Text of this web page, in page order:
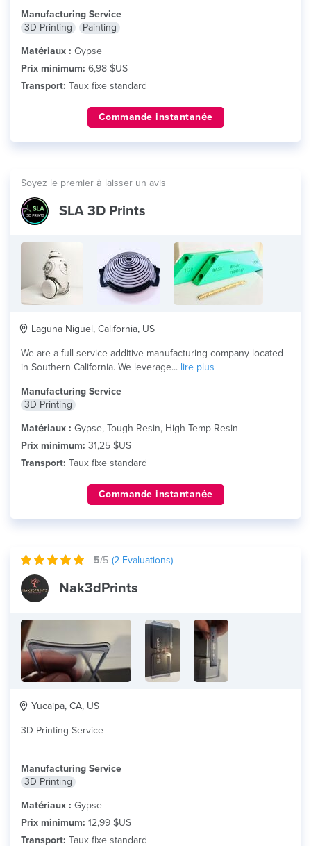
Manufacturing Service
3D Printing
Painting
Matériaux : Gypse
Prix minimum: 6,98 $US
Transport: Taux fixe standard
Commande instantanée
Soyez le premier à laisser un avis
SLA 3D Prints
Laguna Niguel, California, US
We are a full service additive manufacturing company located
in Southern California. We leverage... lire plus
Manufacturing Service
3D Printing
Matériaux : Gypse, Tough Resin, High Temp Resin
Prix minimum: 31,25 $US
Transport: Taux fixe standard
Commande instantanée
5/5 (2 Evaluations)
Nak3dPrints
Yucaipa, CA, US
3D Printing Service
Manufacturing Service
3D Printing
Matériaux : Gypse
Prix minimum: 12,99 $US
Transport: Taux fixe standard